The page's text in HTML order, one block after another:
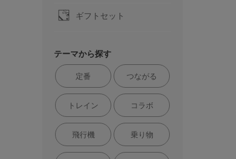
ギフトセット
テーマから探す
定番 つながる
トレイン コラボ
飛行機 乗り物